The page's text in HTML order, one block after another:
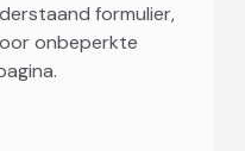
formulier,
onbeperkte